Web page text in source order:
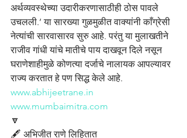
अर्थव्यवस्थेच्या उदारीकरणासाठीही ठोस पावले
उचलली.’ या सारख्या गुळमुळीत वाक्यांनी काँग्रेसी
नेत्यांची सारवासारव सुरु आहे. परंतु या मुलाखतीने
राजीव गांधी यांचे मातीचे पाय दाखवून दिले नसून
घराणेशाहीमुळे कोणत्या दर्जाचे नालायक आपल्यावर
राज्य करतात हे पण सिद्ध केले आहे.
www.abhijeetrane.in
www.mumbaimitra.com
🔽
🖋️ अभिजीत राणे लिहितात